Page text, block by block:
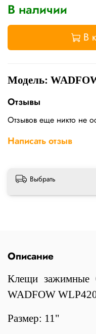
В наличии
В
Модель:
Отзывы
Отзывов еще никто не
Написать отзыв
Выбрать
Описание
Клещи зажимные
WADFOW
Размер: 11"